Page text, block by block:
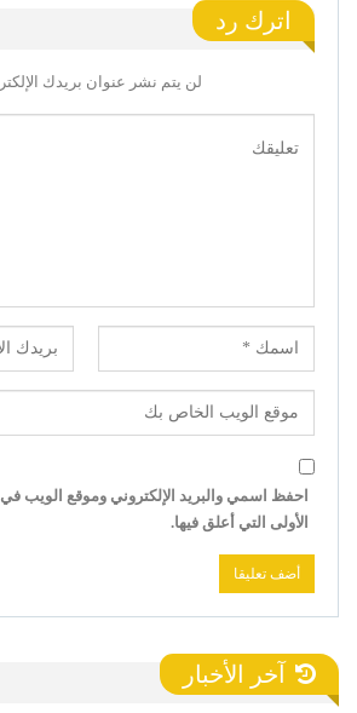
اترك رد
لن يتم نشر عنوان بريدك
احفظ اسمي والبريد الإلكتروني وموقع الويب
الأولى التي أعلق فيها.
آخر الأخبار